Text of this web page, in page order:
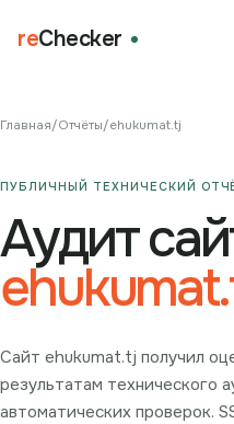
reChecker
Главная/Отчёты/ehukumat.tj
ПУБЛИЧНЫЙ ТЕХНИЧЕСКИЙ
Аудит
Сайт ehukumat.tj получил
результатам технического
автоматических проверок.